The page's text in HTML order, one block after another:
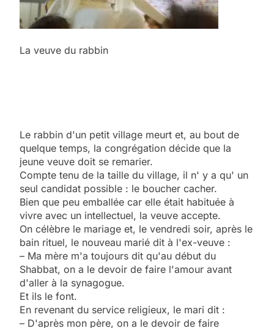
La veuve du rabbin
Le rabbin d'un petit village meurt et, au bout de
quelque temps, la congrégation décide que la
jeune veuve doit se remarier.
Compte tenu de la taille du village, il n' y a qu' un
seul candidat possible : le boucher cacher.
Bien que peu emballée car elle était habituée à
vivre avec un intellectuel, la veuve accepte.
On célèbre le mariage et, le vendredi soir, après le
bain rituel, le nouveau marié dit à l'ex-veuve :
– Ma mère m'a toujours dit qu'au début du
Shabbat, on a le devoir de faire l'amour avant
d'aller à la synagogue.
Et ils le font.
En revenant du service religieux, le mari dit :
– D'après mon père, on a le devoir de faire